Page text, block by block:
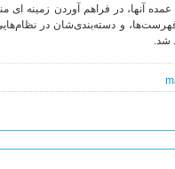
آنها، در فراهم آوردن زمینه
فهرست‌ها، و دسته‌بندی‌شان در
شد.